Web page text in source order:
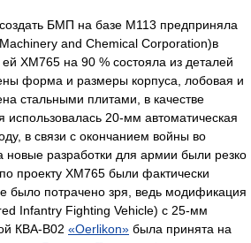
БМП на базе M113 предприняла
and Chemical Corporation)в
ХМ765 на 90 % состояла из деталей
форма и размеры корпуса, лобовая и
стальными плитами, в качестве
использовалась 20-мм автоматическая
в связи с окончанием войны во
новые разработки для армии были резко
проекту ХМ765 были фактически
было потрачено зря, ведь модификация
Infantry Fighting Vehicle) с 25-мм
КВА-В02 «Oerlikon» была принята на